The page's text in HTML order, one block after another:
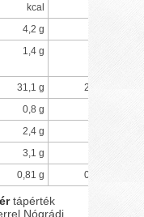
kcal
4,2 g
1,4 g
31,1 g
26,7 g
0,8 g
2,4 g
3,1 g
0,81 g 0,70 g
tápérték
Nógrádi